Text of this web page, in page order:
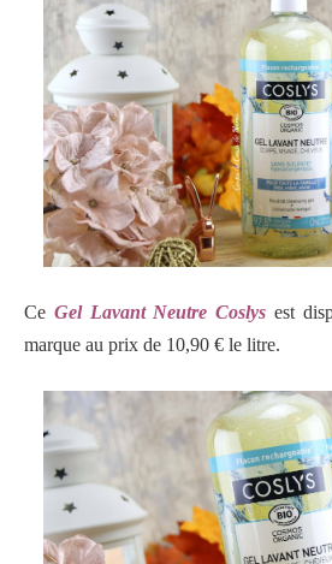
Ce Gel Lavant Neutre Coslys est
marque au prix de 10,90 € le litre.